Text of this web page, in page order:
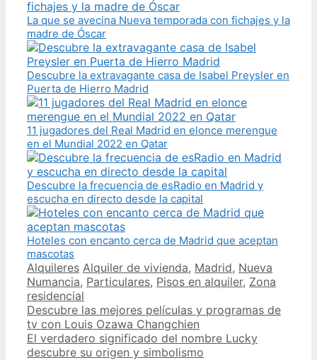
La que se avecina Nueva temporada con fichajes y la
madre de Óscar
Descubre la extravagante casa de Isabel Preysler en
Puerta de Hierro Madrid
11 jugadores del Real Madrid en elonce merengue
en el Mundial 2022 en Qatar
Descubre la frecuencia de esRadio en Madrid y
escucha en directo desde la capital
Hoteles con encanto cerca de Madrid que aceptan
mascotas
Categories
Alquileres Tags
Alquiler de vivienda, Madrid, Nueva
Numancia, Particulares, Pisos en alquiler, Zona
residencial
Post
navigation
Descubre las mejores películas y programas de
tv con Louis Ozawa Changchien
El verdadero significado del nombre Lucky
descubre su origen y simbolismo